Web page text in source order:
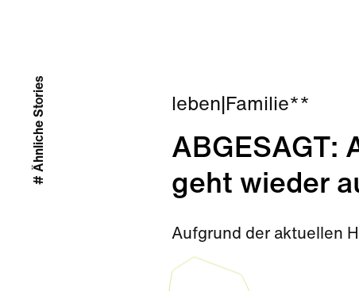
leben Familie**
ABGESAGT:
geht wieder
Aufgrund der aktuellen
# Ähnliche Stories